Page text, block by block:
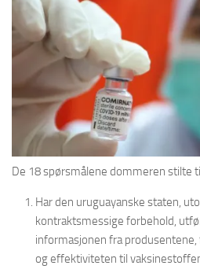
De 18 spørsmålene dommeren stilte
Har den uruguayanske staten,
kontraktsmessige forbehold,
informasjonen fra
og effektiviteten til